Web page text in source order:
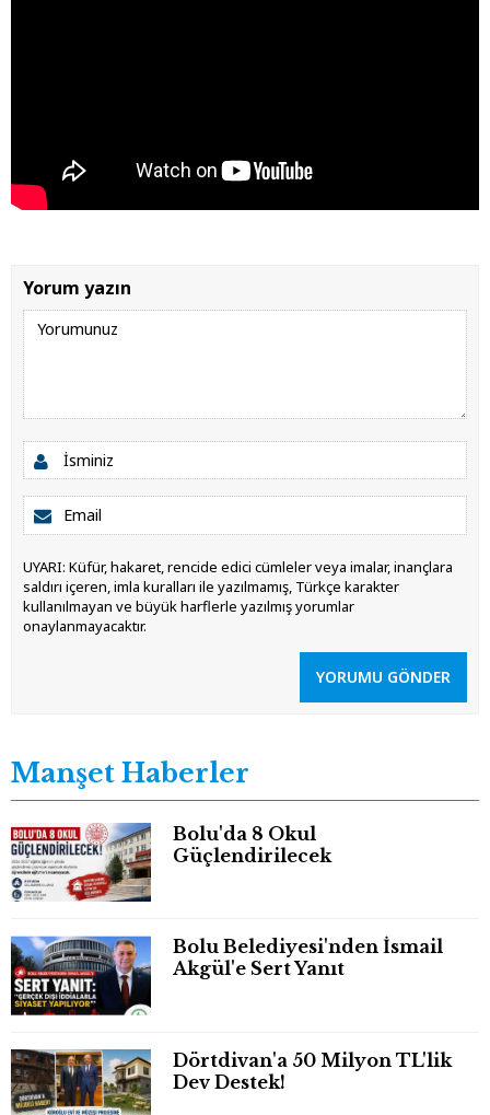
Yorum yazın
UYARI: Küfür, hakaret, rencide edici cümleler veya imalar, inançlara
saldırı içeren, imla kuralları ile yazılmamış, Türkçe karakter
kullanılmayan ve büyük harflerle yazılmış yorumlar
onaylanmayacaktır.
YORUMU GÖNDER
Manşet Haberler
Bolu'da 8 Okul
Güçlendirilecek
Bolu Belediyesi'nden İsmail
Akgül'e Sert Yanıt
Dörtdivan'a 50 Milyon TL'lik
Dev Destek!